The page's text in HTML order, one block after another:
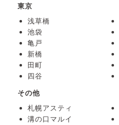
東京
浅草橋
池袋
亀戸
新橋
田町
四谷
その他
札幌アスティ
溝の口マルイ